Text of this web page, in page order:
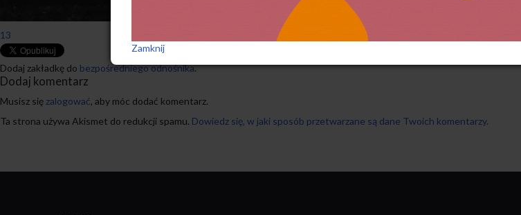
13
Dodaj zakładkę do bezpośredniego odnośnika.
Dodaj komentarz
Musisz się zalogować, aby móc dodać komentarz.
Ta strona używa Akismet do redukcji spamu. Dowiedz się, w jaki sposób przetwarzane są dane Twoich komentarzy.
Zamknij